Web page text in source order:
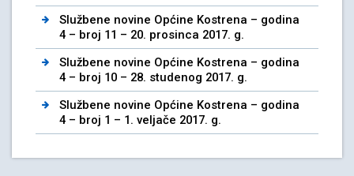
Službene novine Općine Kostrena – godina
4 – broj 11 – 20. prosinca 2017. g.
Službene novine Općine Kostrena – godina
4 – broj 10 – 28. studenog 2017. g.
Službene novine Općine Kostrena – godina
4 – broj 1 – 1. veljače 2017. g.